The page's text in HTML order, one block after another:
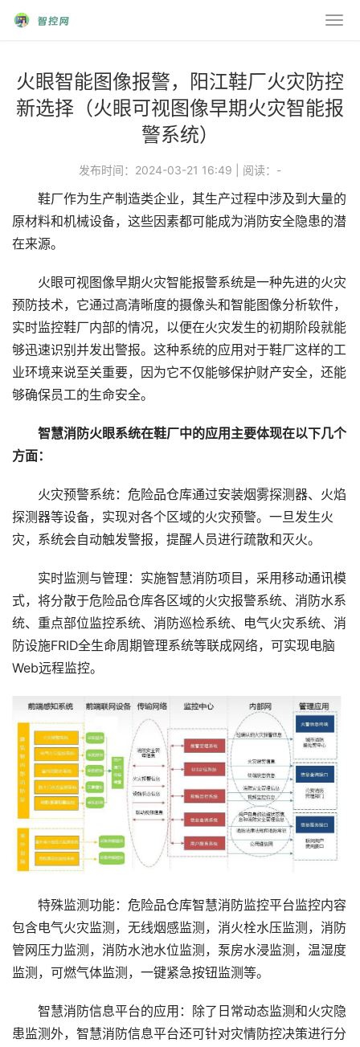
火眼智能图像报警，阳江鞋厂火灾防控
新选择（火眼可视图像早期火灾智能报
警系统）
发布时间：2024-03-21 16:49 阅读： -
鞋厂作为生产制造类企业，其生产过程中涉及到大量的
原材料和机械设备，这些因素都可能成为消防安全隐患的潜
在来源。
火眼可视图像早期火灾智能报警系统是一种先进的火灾
预防技术，它通过高清晰度的摄像头和智能图像分析软件，
实时监控鞋厂内部的情况，以便在火灾发生的初期阶段就能
够迅速识别并发出警报。这种系统的应用对于鞋厂这样的工
业环境来说至关重要，因为它不仅能够保护财产安全，还能
够确保员工的生命安全。
智慧消防火眼系统在鞋厂中的应用主要体现在以下几个
方面：
火灾预警系统：危险品仓库通过安装烟雾探测器、火焰
探测器等设备，实现对各个区域的火灾预警。一旦发生火
灾，系统会自动触发警报，提醒人员进行疏散和灭火。
实时监测与管理：实施智慧消防项目，采用移动通讯模
式，将分散于危险品仓库各区域的火灾报警系统、消防水系
统、重点部位监控系统、消防巡检系统、电气火灾系统、消
防设施FRID全生命周期管理系统等联成网络，可实现电脑
Web远程监控。
特殊监测功能：危险品仓库智慧消防监控平台监控内容
包含电气火灾监测，无线烟感监测，消火栓水压监测，消防
管网压力监测，消防水池水位监测，泵房水浸监测，温湿度
监测，可燃气体监测，一键紧急按钮监测等。
智慧消防信息平台的应用：除了日常动态监测和火灾隐
患监测外，智慧消防信息平台还可针对灾情防控决策进行分